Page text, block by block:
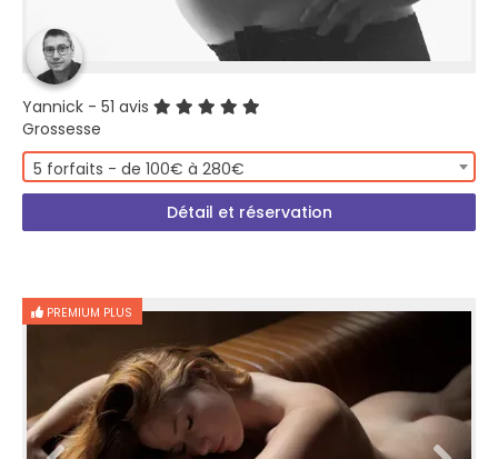
Yannick - 51 avis
Grossesse
5 forfaits - de 100€ à 280€
Détail et réservation
PREMIUM PLUS